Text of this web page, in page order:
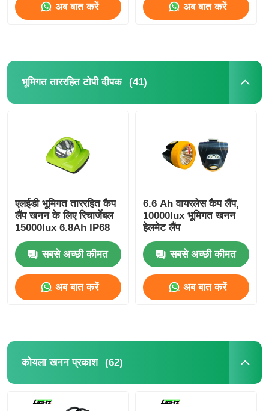
अब बात करें अब बात करें
भूमिगत ताररहित टोपी दीपक (41)
एलईडी भूमिगत ताररहित कैप
लैंप खनन के लिए रिचार्जेबल
15000lux 6.8Ah IP68
सबसे अच्छी कीमत
अब बात करें
6.6 Ah वायरलेस कैप लैंप,
10000lux भूमिगत खनन
हेलमेट लैंप
सबसे अच्छी कीमत
अब बात करें
कोयला खनन प्रकाश (62)